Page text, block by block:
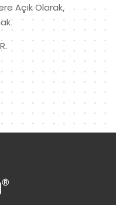
Açık Olarak,